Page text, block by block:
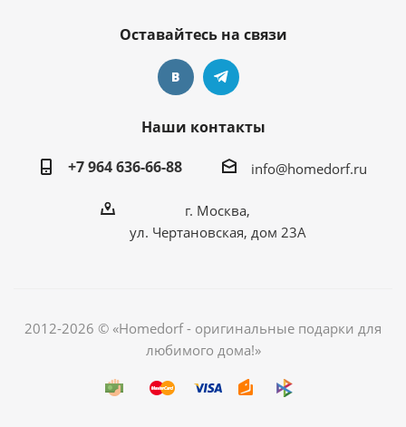
Оставайтесь на связи
Наши контакты
+7 964 636-66-88
info@homedorf.ru
г. Москва,
ул. Чертановская, дом 23А
2012-2026 © «Homedorf - оригинальные подарки для
любимого дома!»